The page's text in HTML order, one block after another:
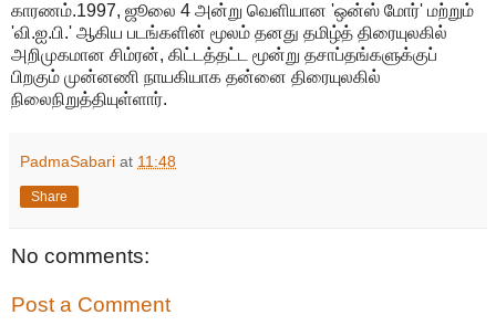
காரணம்.1997, ஜூலை 4 அன்று வெளியான 'ஒன்ஸ் மோர்' மற்றும்
'வி.ஐ.பி.' ஆகிய படங்களின் மூலம் தனது தமிழ்த் திரையுலகில்
அறிமுகமான சிம்ரன், கிட்டத்தட்ட மூன்று தசாப்தங்களுக்குப்
பிறகும் முன்னணி நாயகியாக தன்னை திரையுலகில்
நிலைநிறுத்தியுள்ளார்.
PadmaSabari at 11:48
Share
No comments:
Post a Comment